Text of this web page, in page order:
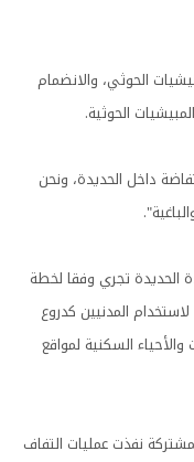
الحوثي، والانضمام
الحوثية.
داخل الحديدة، ونحن
الحديدة تجري وفقا لخطة
المدنيين كدروع
السكنية لمواقع
نفذت عمليات التفاف